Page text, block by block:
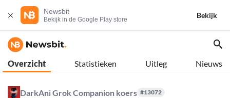
Newsbit
Bekijk in de Google Play store
Bekijk
Overzicht Statistieken Uitleg Nieuws
DarkAni Grok Companion koers #13072